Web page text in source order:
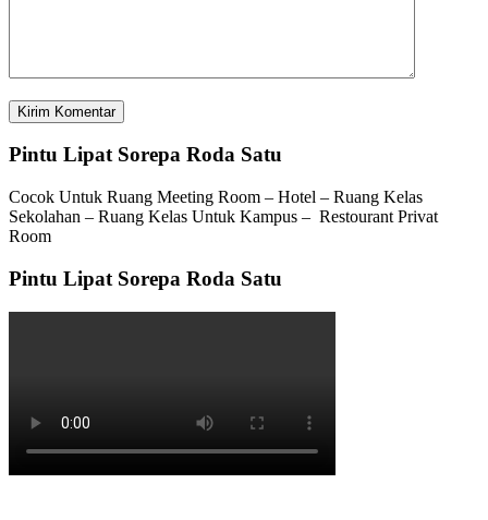
Pintu Lipat Sorepa Roda Satu
Cocok Untuk Ruang Meeting Room – Hotel – Ruang Kelas
Sekolahan – Ruang Kelas Untuk Kampus – Restourant Privat
Room
Pintu Lipat Sorepa Roda Satu